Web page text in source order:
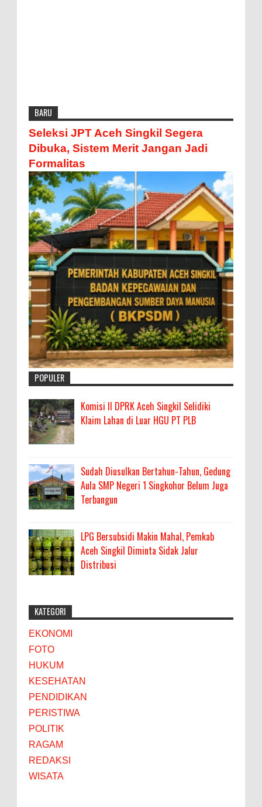
BARU
Seleksi JPT Aceh Singkil Segera
Dibuka, Sistem Merit Jangan Jadi
Formalitas
POPULER
Komisi II DPRK Aceh Singkil Selidiki
Klaim Lahan di Luar HGU PT PLB
Sudah Diusulkan Bertahun-Tahun, Gedung
Aula SMP Negeri 1 Singkohor Belum Juga
Terbangun
LPG Bersubsidi Makin Mahal, Pemkab
Aceh Singkil Diminta Sidak Jalur
Distribusi
KATEGORI
EKONOMI
FOTO
HUKUM
KESEHATAN
PENDIDIKAN
PERISTIWA
POLITIK
RAGAM
REDAKSI
WISATA